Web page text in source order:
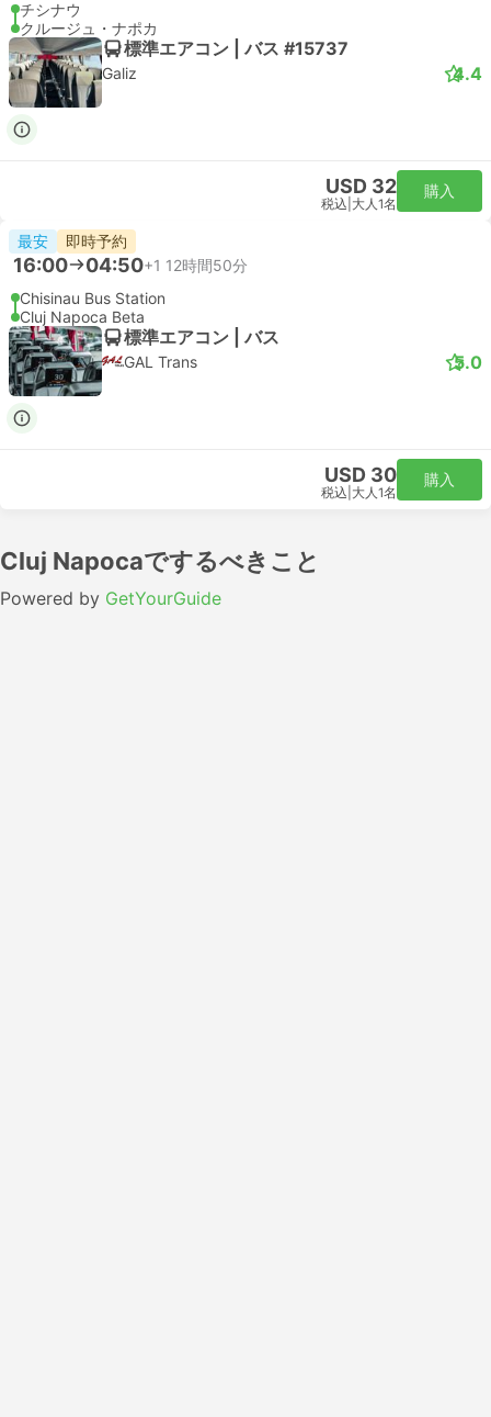
チシナウ
クルージュ・ナポカ
標準エアコン | バス #15737
Galiz 4.4
USD 32
税込 大人1名
購入
最安 即時予約
16:00 04:50+1 12時間50分
Chisinau Bus Station
Cluj Napoca Beta
標準エアコン | バス
GAL Trans 5.0
USD 30
税込 大人1名
購入
Cluj Napocaでするべきこと
Powered by GetYourGuide